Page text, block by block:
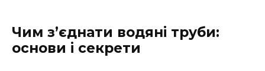
Чим з’єднати водяні труби:
основи і секрети